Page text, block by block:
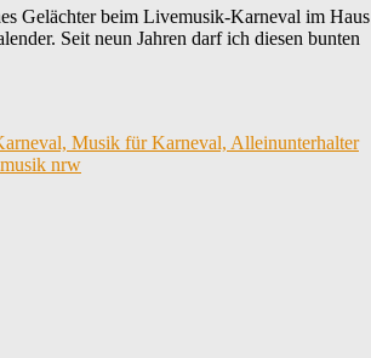
Gelächter beim Livemusik-Karneval im Haus
Seit neun Jahren darf ich diesen bunten
Musik für Karneval, Alleinunterhalter
nrw